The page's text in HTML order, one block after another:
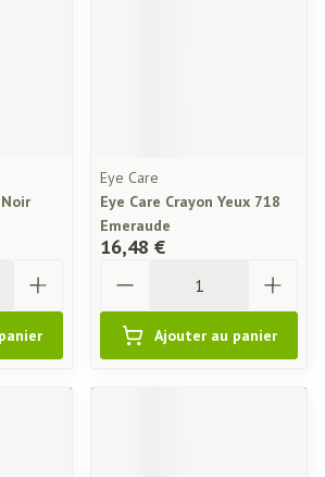
Eye Care
Eye Care Crayon Yeux 718
Emeraude
16,48 €
Ajouter au panier